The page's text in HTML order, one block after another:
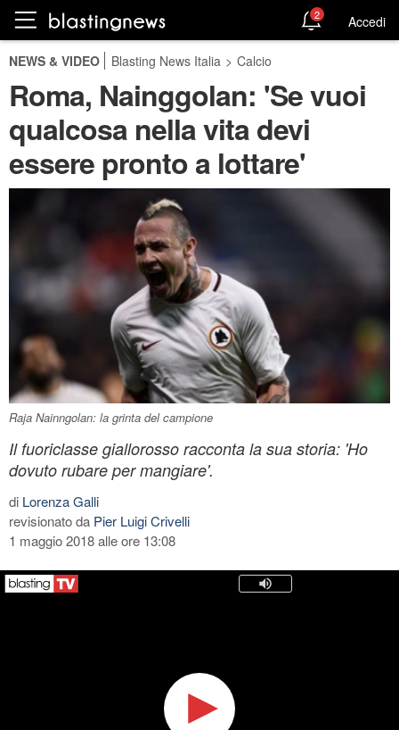
2 Accedi
NEWS & VIDEO Blasting News Italia > Calcio
Roma, Nainggolan: 'Se vuoi
qualcosa nella vita devi
essere pronto a lottare'
Raja Nainngolan: la grinta del campione
Il fuoriclasse giallorosso racconta la sua storia: 'Ho
dovuto rubare per mangiare'.
di Lorenza Galli
revisionato da Pier Luigi Crivelli
1 maggio 2018 alle ore 13:08